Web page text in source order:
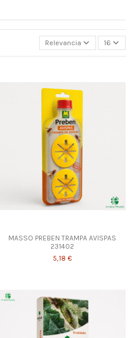
Relevancia 16
MASSO PREBEN TRAMPA AVISPAS
231402
5,18 €